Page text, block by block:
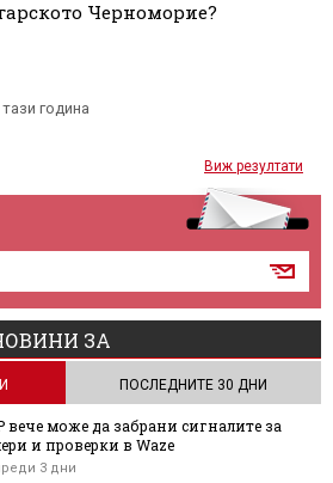
Черноморие?
година
Виж резултати
ЗА
ПОСЛЕДНИТЕ 30 ДНИ
може да забрани сигналите за
и проверки в Waze
3 дни